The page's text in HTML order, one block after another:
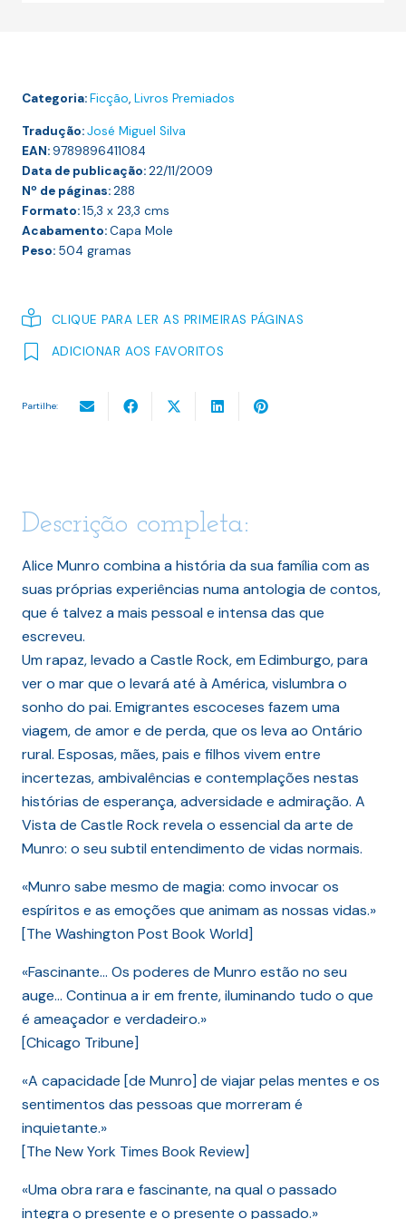
Categoria:Ficção, Livros Premiados
Tradução:José Miguel Silva
EAN:9789896411084
Data de publicação:22/11/2009
Nº de páginas:288
Formato:15,3 x 23,3 cms
Acabamento:Capa Mole
Peso: 504 gramas
CLIQUE PARA LER AS PRIMEIRAS PÁGINAS
ADICIONAR AOS FAVORITOS
Partilhe:
Descrição completa:
Alice Munro combina a história da sua família com as
suas próprias experiências numa antologia de contos,
que é talvez a mais pessoal e intensa das que
escreveu.
Um rapaz, levado a Castle Rock, em Edimburgo, para
ver o mar que o levará até à América, vislumbra o
sonho do pai. Emigrantes escoceses fazem uma
viagem, de amor e de perda, que os leva ao Ontário
rural. Esposas, mães, pais e filhos vivem entre
incertezas, ambivalências e contemplações nestas
histórias de esperança, adversidade e admiração. A
Vista de Castle Rock revela o essencial da arte de
Munro: o seu subtil entendimento de vidas normais.
«Munro sabe mesmo de magia: como invocar os
espíritos e as emoções que animam as nossas vidas.»
[The Washington Post Book World]
«Fascinante… Os poderes de Munro estão no seu
auge… Continua a ir em frente, iluminando tudo o que
é ameaçador e verdadeiro.»
[Chicago Tribune]
«A capacidade [de Munro] de viajar pelas mentes e os
sentimentos das pessoas que morreram é
inquietante.»
[The New York Times Book Review]
«Uma obra rara e fascinante, na qual o passado
integra o presente e o presente o passado.»